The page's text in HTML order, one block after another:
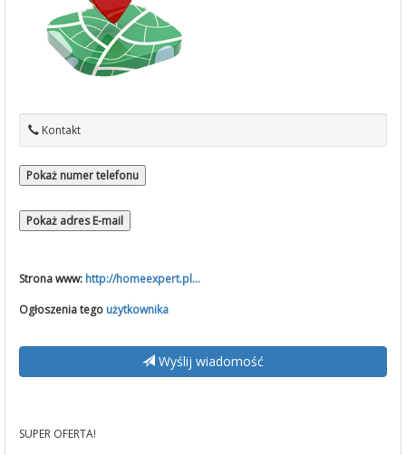
Kontakt
Pokaż numer telefonu
Pokaż adres E-mail
Strona www: http://homeexpert.pl...
Ogłoszenia tego użytkownika
Wyślij wiadomość
SUPER OFERTA!